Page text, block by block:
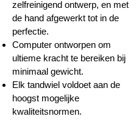
zelfreinigend ontwerp, en met
de hand afgewerkt tot in de
perfectie.
Computer ontworpen om
ultieme kracht te bereiken bij
minimaal gewicht.
Elk tandwiel voldoet aan de
hoogst mogelijke
kwaliteitsnormen.